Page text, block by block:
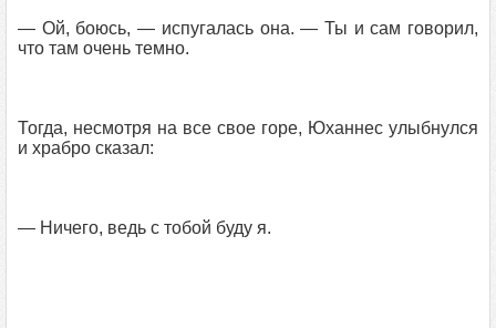
— Ой, боюсь, — испугалась она. — Ты и сам говорил,
что там очень темно.
Тогда, несмотря на все свое горе, Юханнес улыбнулся
и храбро сказал:
— Ничего, ведь с тобой буду я.